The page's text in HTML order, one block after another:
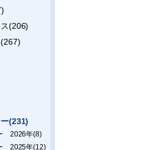
(206)
(231)
2026年(8)
2025年(12)